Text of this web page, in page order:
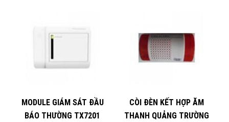
MODULE GIÁM SÁT ĐẦU
BÁO THƯỜNG TX7201
CÒI ĐÈN KẾT HỢP ĂM
THANH QUẢNG TRƯỜNG